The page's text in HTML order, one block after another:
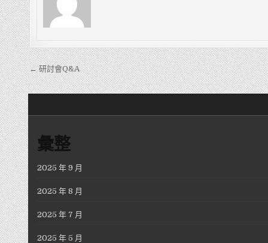
文章導覽
← 研討會Q&A
彙整
2025 年 9 月
2025 年 8 月
2025 年 7 月
2025 年 5 月